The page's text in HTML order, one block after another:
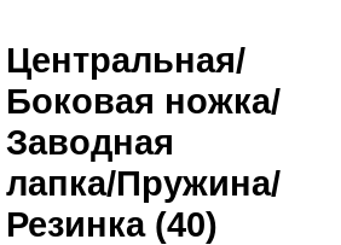
Центральная/
Боковая ножка/
Заводная
лапка/Пружина/
Резинка (40)